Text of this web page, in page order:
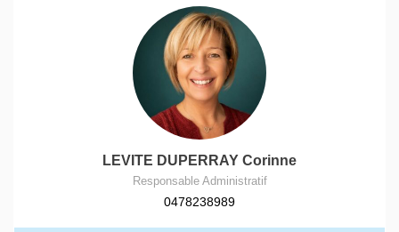
LEVITE DUPERRAY Corinne
Responsable Administratif
0478238989